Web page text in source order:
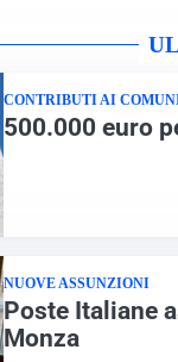
CONTRIBUTI AI
500.000 euro
NUOVE ASSUNZIONI
Poste Italiane
Monza